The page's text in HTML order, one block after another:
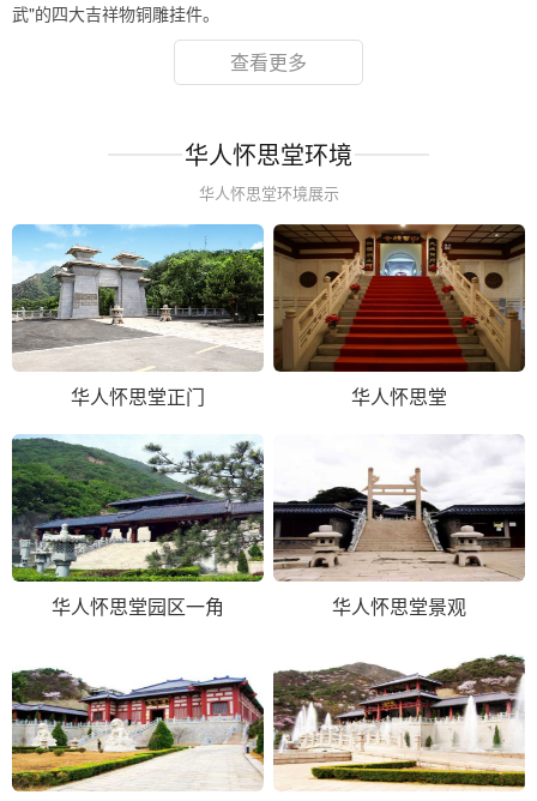
武"的四大吉祥物铜雕挂件。
查看更多
华人怀思堂环境
华人怀思堂环境展示
华人怀思堂正门 华人怀思堂
华人怀思堂园区一角 华人怀思堂景观